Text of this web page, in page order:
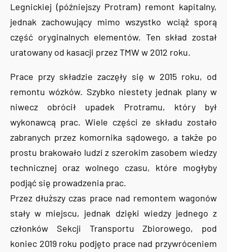
Legnickiej (późniejszy Protram) remont kapitalny,
jednak zachowujący mimo wszystko wciąż sporą
część oryginalnych elementów. Ten skład został
uratowany od kasacji przez TMW w 2012 roku.
Prace przy składzie zaczęły się w 2015 roku, od
remontu wózków. Szybko niestety jednak plany w
niwecz obrócił upadek Protramu, który był
wykonawcą prac. Wiele części ze składu zostało
zabranych przez komornika sądowego, a także po
prostu brakowało ludzi z szerokim zasobem wiedzy
technicznej oraz wolnego czasu, które mogłyby
podjąć się prowadzenia prac.
Przez dłuższy czas prace nad remontem wagonów
stały w miejscu, jednak dzięki wiedzy jednego z
członków Sekcji Transportu Zbiorowego, pod
koniec 2019 roku podjęto prace nad przywróceniem